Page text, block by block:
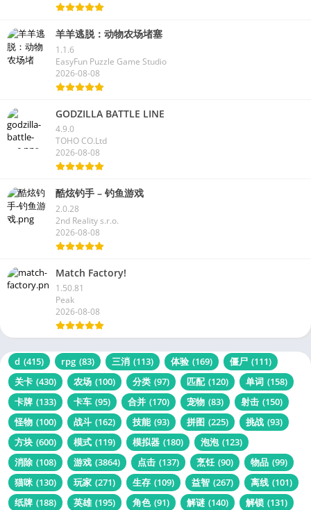
羊羊逃脱：动物农场堵塞
1.1.6
EasyFun Puzzle Game Studio
2026-08-08
GODZILLA BATTLE LINE
4.9.0
TOHO CO.Ltd
2026-08-08
酷炫钓手 – 钓鱼游戏
2.0.28
2nd Reality s.r.o.
2026-08-08
Match Factory!
1.50.81
Peak
2026-08-08
d (415) rpg (83) 三消 (113) 体验 (169) 僵尸 (111)
关卡 (430) 农场 (100) 分类 (97) 匹配 (120) 单词 (158)
卡牌 (133) 卡车 (95) 合并 (170) 宠物 (83) 射击 (150)
怪物 (100) 战斗 (162) 技能 (93) 拼图 (225) 挑战 (93)
方块 (600) 模式 (119) 模拟器 (180) 泡泡 (123)
消除 (108) 游戏 (3864) 点击 (137) 烹饪 (90) 物品 (99)
猫咪 (130) 玩家 (271) 生存 (109) 益智 (267) 离线 (101)
纸牌 (188) 英雄 (195) 角色 (91) 解谜 (140) 解锁 (131)